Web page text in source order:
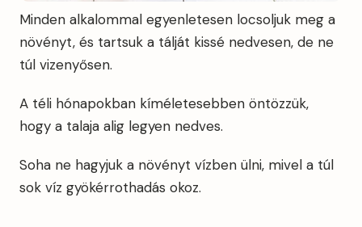
Minden alkalommal egyenletesen locsoljuk meg a
növényt, és tartsuk a tálját kissé nedvesen, de ne
túl vizenyősen.
A téli hónapokban kíméletesebben öntözzük,
hogy a talaja alig legyen nedves.
Soha ne hagyjuk a növényt vízben ülni, mivel a túl
sok víz gyökérrothadás okoz.